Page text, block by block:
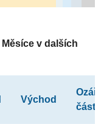
Měsíce v dalších
Východ
část